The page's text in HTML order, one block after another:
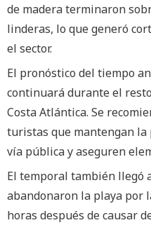
de madera terminaron
linderas, lo que generó
el sector.
El pronóstico del tiempo
continuará durante el
Costa Atlántica. Se
turistas que mantengan
vía pública y aseguren
El temporal también llegó
abandonaron la playa por
horas después de causar